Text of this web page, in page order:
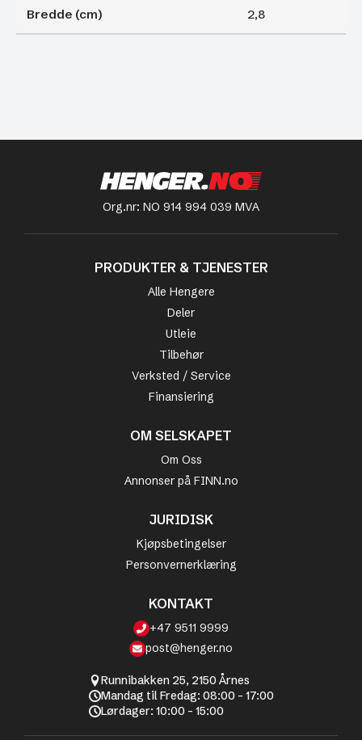
Bredde (cm) 2,8
Org.nr: NO 914 994 039 MVA
PRODUKTER & TJENESTER
Alle Hengere
Deler
Utleie
Tilbehør
Verksted / Service
Finansiering
OM SELSKAPET
Om Oss
Annonser på FINN.no
JURIDISK
Kjøpsbetingelser
Personvernerklæring
KONTAKT
+47 9511 9999
post@henger.no
Runnibakken 25, 2150 Årnes
Mandag til Fredag: 08:00 - 17:00
Lørdager: 10:00 - 15:00